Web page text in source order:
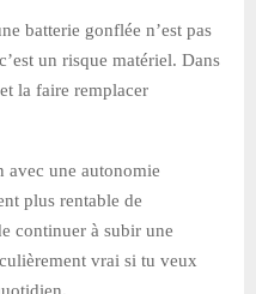
batterie gonflée n’est pas
un risque matériel. Dans
la faire remplacer
avec une autonomie
plus rentable de
continuer à subir une
vrai si tu veux